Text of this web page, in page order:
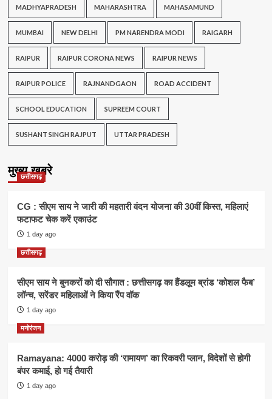
MADHYAPRADESH MAHARASHTRA MAHASAMUND
MUMBAI NEW DELHI PM NARENDRA MODI RAIGARH
RAIPUR RAIPUR CORONA NEWS RAIPUR NEWS
RAIPUR POLICE RAJNANDGAON ROAD ACCIDENT
SCHOOL EDUCATION SUPREEM COURT
SUSHANT SINGH RAJPUT UTTAR PRADESH
मुख्य खबरे
छत्तीसगढ़
CG : सीएम साय ने जारी की महतारी वंदन योजना की 30वीं किस्त, महिलाएं
फटाफट चेक करें एकाउंट
1 day ago
छत्तीसगढ़
सीएम साय ने बुनकरों को दी सौगात : छत्तीसगढ़ का हैंडलूम ब्रांड ‘कोशल फैब’
लॉन्च, सरेंडर महिलाओं ने किया रैंप वॉक
1 day ago
मनोरंजन
Ramayana: 4000 करोड़ की ‘रामायण’ का रिकवरी प्लान, विदेशों से होगी
बंपर कमाई, हो गई तैयारी
1 day ago